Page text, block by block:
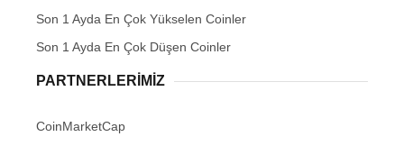
Son 1 Ayda En Çok Yükselen Coinler
Son 1 Ayda En Çok Düşen Coinler
PARTNERLERIMIZ
CoinMarketCap